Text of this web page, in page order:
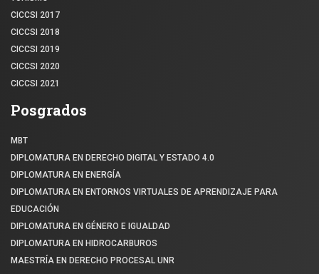
CICCSI 2017
CICCSI 2018
CICCSI 2019
CICCSI 2020
CICCSI 2021
Posgrados
MBT
DIPLOMATURA EN DERECHO DIGITAL Y ESTADO 4.0
DIPLOMATURA EN ENERGÍA
DIPLOMATURA EN ENTORNOS VIRTUALES DE APRENDIZAJE PARA
EDUCACIÓN
DIPLOMATURA EN GÉNERO E IGUALDAD
DIPLOMATURA EN HIDROCARBUROS
MAESTRÍA EN DERECHO PROCESAL UNR